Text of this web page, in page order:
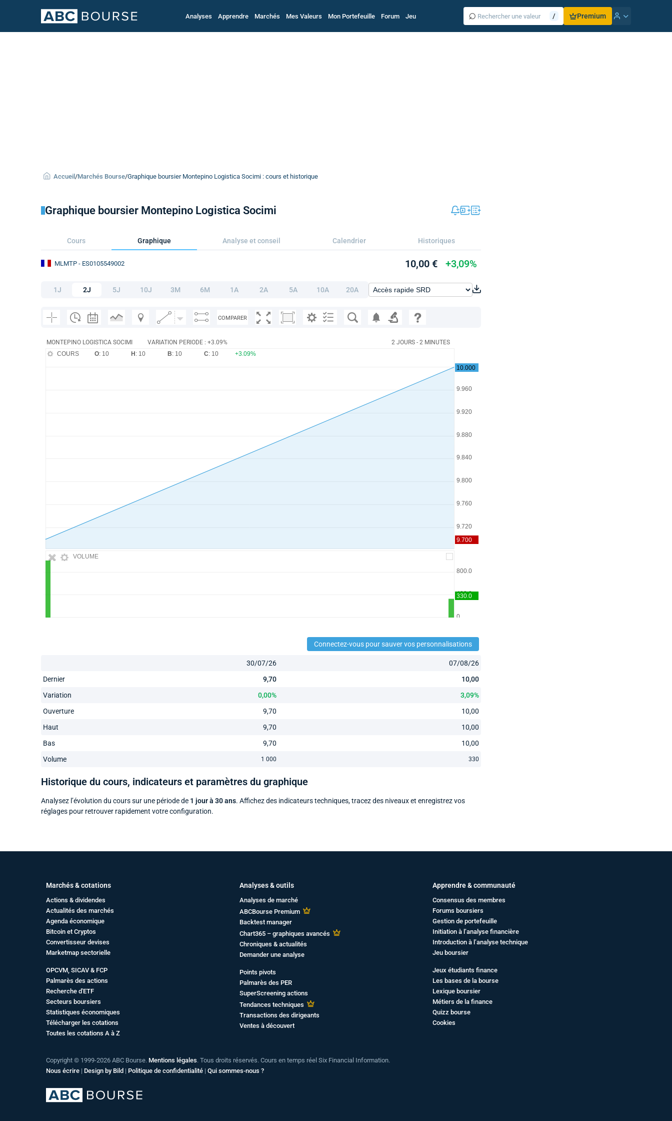
Analyses Apprendre Marchés Mes Valeurs Mon Portefeuille Forum Jeu ⌕ / Premium
Accueil /Marchés Bourse/Graphique boursier Montepino Logistica Socimi : cours et historique
Graphique boursier Montepino Logistica Socimi
Cours Graphique Analyse et conseil Calendrier Historiques
MLMTP - ES0105549002 10,00 € +3,09%
1J 2J 5J 10J 3M 6M 1A 2A 5A 10A 20A
COMPARER
MONTEPINO LOGISTICA SOCIMI VARIATION PERIODE : +3.09% 2 JOURS - 2 MINUTES
VOLUME
COURS O: 10 H : 10 B: 10 C: 10 +3.09%
Connectez-vous pour sauver vos personnalisations
30/07/26
07/08/26
Dernier
9,70
10,00
Variation
0,00%
3,09%
Ouverture
9,70
10,00
Haut
9,70
10,00
Bas
9,70
10,00
Volume
1 000 330
Historique du cours, indicateurs et paramètres du graphique
Analysez l’évolution du cours sur une période de 1 jour à 30 ans. Affichez des indicateurs techniques, tracez des niveaux et enregistrez vos
réglages pour retrouver rapidement votre configuration.
Marchés & cotations
Actions & dividendes
Actualités des marchés
Agenda économique
Bitcoin et Cryptos
Convertisseur devises
Marketmap sectorielle
OPCVM, SICAV & FCP
Palmarès des actions
Recherche d'ETF
Secteurs boursiers
Statistiques économiques
Télécharger les cotations
Toutes les cotations A à Z
Analyses & outils
Analyses de marché
ABCBourse Premium
Backtest manager
Chart365 – graphiques avancés
Chroniques & actualités
Demander une analyse
Points pivots
Palmarès des PER
SuperScreening actions
Tendances techniques
Transactions des dirigeants
Ventes à découvert
Apprendre & communauté
Consensus des membres
Forums boursiers
Gestion de portefeuille
Initiation à l’analyse financière
Introduction à l’analyse technique
Jeu boursier
Jeux étudiants finance
Les bases de la bourse
Lexique boursier
Métiers de la finance
Quizz bourse
Cookies
Copyright © 1999-2026 ABC Bourse. Mentions légales. Tous droits réservés. Cours en temps réel Six Financial Information.
Nous écrire | Design by Bild | Politique de confidentialité | Qui sommes-nous ?